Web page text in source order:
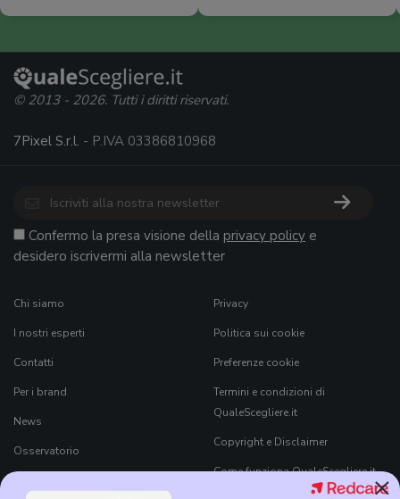
×
© 2013 - 2026. Tutti i diritti riservati.
7Pixel S.r.l. - P.IVA 03386810968
Confermo la presa visione della privacy policy e
desidero iscrivermi alla newsletter
Chi siamo
I nostri esperti
Contatti
Per i brand
News
Osservatorio
Privacy
Politica sui cookie
Preferenze cookie
Termini e condizioni di
QualeScegliere.it
Copyright e Disclaimer
Come funziona QualeScegliere.it